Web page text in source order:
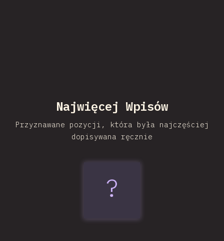
Najwięcej Wpisów
Przyznawane pozycji, która była najczęściej
dopisywana ręcznie
?
Bun